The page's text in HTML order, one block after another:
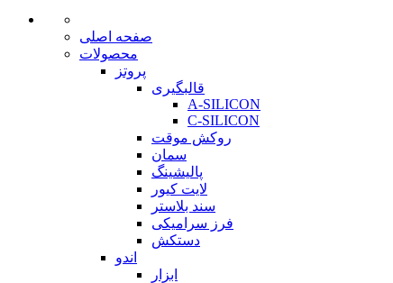
صفحه اصلی
محصولات
پروتز
قالبگیری
A-SILICON
C-SILICON
روکش موقت
سمان
پالیشینگ
لایت کیور
سند بلاستر
فرز سرامیکی
دستکش
اندو
ابزار